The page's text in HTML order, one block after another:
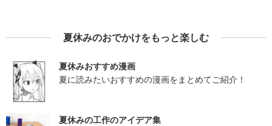
夏休みのおでかけをもっと楽しむ
夏休みおすすめ漫画
夏に読みたいおすすめの漫画をまとめてご紹介！
夏休みの工作のアイデア集